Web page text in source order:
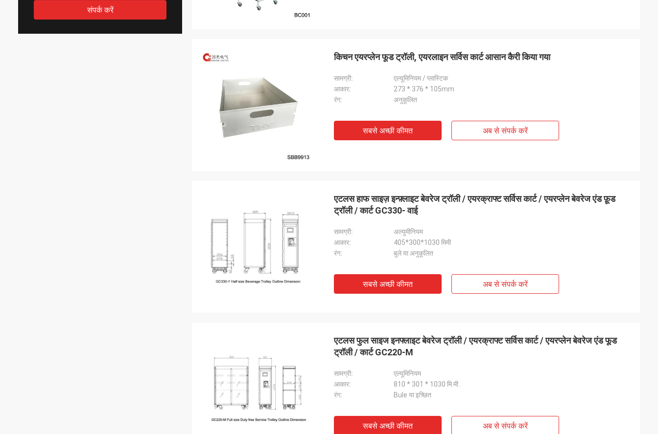
संपर्क करें
किचन एयरप्लेन फूड ट्रॉली, एयरलाइन सर्विस कार्ट आसान कैरी किया गया
सामग्री:
एल्यूमिनियम / प्लास्टिक
आकार:
273 * 376 * 105mm
रंग:
अनुकूलित
सबसे अच्छी कीमत अब से संपर्क करें
एटलस हाफ साइज़ इन्फ़्लाइट बेवरेज ट्रॉली / एयरक्राफ्ट सर्विस कार्ट / एयरप्लेन बेवरेज एंड फ़ूड
ट्रॉली / कार्ट GC330- वाई
सामग्री:
अल्युमीनियम
आकार:
405*300*1030 मिमी
रंग:
बुले या अनुकूलित
सबसे अच्छी कीमत अब से संपर्क करें
एटलस फुल साइज इनफ्लाइट बेवरेज ट्रॉली / एयरक्राफ्ट सर्विस कार्ट / एयरप्लेन बेवरेज एंड फूड
ट्रॉली / कार्ट GC220-M
सामग्री:
एल्यूमिनियम
आकार:
810 * 301 * 1030 मि.मी.
रंग:
Bule या इच्छित
सबसे अच्छी कीमत अब से संपर्क करें